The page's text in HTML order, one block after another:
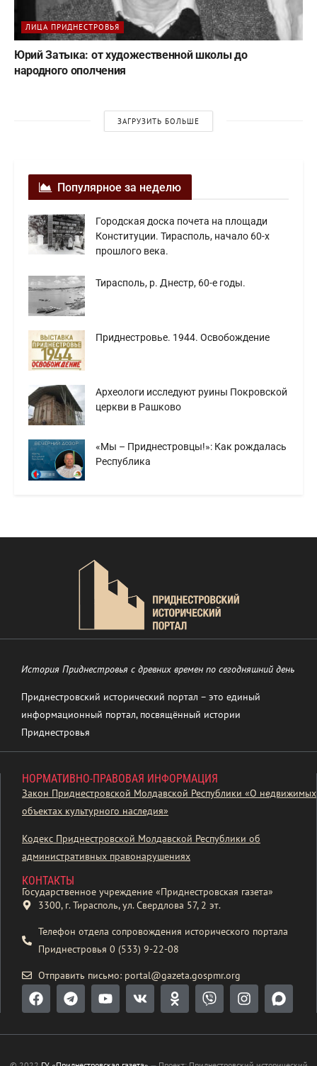
ЛИЦА ПРИДНЕСТРОВЬЯ
Юрий Затыка: от художественной школы до
народного ополчения
ЗАГРУЗИТЬ БОЛЬШЕ
Популярное за неделю
Городская доска почета на площади
Конституции. Тирасполь, начало 60-х
прошлого века.
Тирасполь, р. Днестр, 60-е годы.
Приднестровьe. 1944. Освобождение
Археологи исследуют руины Покровской
церкви в Рашково
«Мы – Приднестровцы!»: Как рождалась
Республика
История Приднестровья с древних времен по сегодняшний день
Приднестровский исторический портал – это единый
информационный портал, посвящённый истории
Приднестровья
НОРМАТИВНО-ПРАВОВАЯ ИНФОРМАЦИЯ
Закон Приднестровской Молдавской Республики «О недвижимых
объектах культурного наследия»
Кодекс Приднестровской Молдавской Республики об
административных правонарушениях
КОНТАКТЫ
Государственное учреждение «Приднестровская газета»
3300, г. Тирасполь, ул. Свердлова 57, 2 эт.
Телефон отдела сопровождения исторического портала
Приднестровья 0 (533) 9-22-08
Отправить письмо: portal@gazeta.gospmr.org